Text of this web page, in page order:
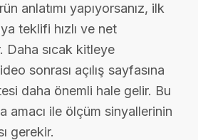
anlatımı yapıyorsanız, ilk
teklifi hızlı ve net
Daha sıcak kitleye
sonrası açılış sayfasına
daha önemli hale gelir. Bu
amacı ile ölçüm sinyallerinin
gerekir.